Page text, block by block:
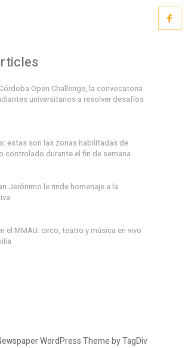
Open Challenge, la convocatoria
universitarios a resolver desafíos
estas son las zonas habilitadas de
controlado durante el fin de semana
Jerónimo le rinde homenaje a la
el MMAU: circo, teatro y música en vivo
WordPress Theme by TagDiv